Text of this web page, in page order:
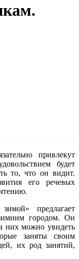
привлекут
будет
то, что он видит.
его речевых
предлагает
городом. Он
них можно увидеть
заняты своим
их род занятий,